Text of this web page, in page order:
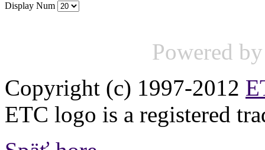
Display Num
Powered
Copyright (c) 1997-2012
ETC logo is a registered